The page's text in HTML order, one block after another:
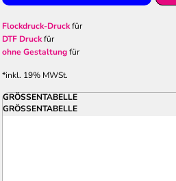
Flockdruck-Druckfür
DTF Druckfür
ohne Gestaltungfür
*inkl. 19% MWSt.
GRÖSSENTABELLE
GRÖSSENTABELLE